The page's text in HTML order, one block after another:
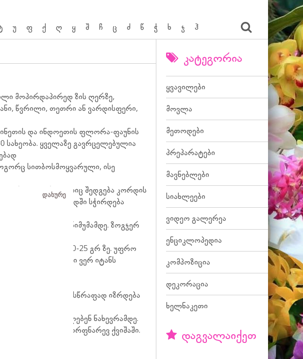
უ ფ ქ ღ ყ შ ჩ ც ძ წ ჭ ხ ჯ ჰ
დახურე
მოპირდაპირედ ზის ღერზე,
წვრილი, თეთრი ან ვარდისფერი,
და ინდოეთის ფლორა-ფაუნის
სახეობა. ყველაზე გავრცელებულია
სითბოსმოყვარული, ისე
მიწა, რომელიც შედგება კორდის
მას 2-3 წელიწადში სჭირდება
ამცირებენ მინიმუმამდე. ზოგჯერ
იგი იზრდება 10-25 გრ ზე. უფრო
ოთახიდან - იგი ვერ იტანს
სასუქი.
მცენარე კი სწრაფად იზრდება
ტოტებს კი უმოკლებენ ნახევრამდე.
ფესვიანდება ტორფნარევ ქვიშაში.
კატეგორია
ყვავილები
მოვლა
მეთოდები
პრეპარატები
მავნებლები
სიახლეები
ვიდეო გალერეა
ენციკლოპედია
კომპოზიცია
დეკორაცია
ხელნაკეთი
დაგვალაიქეთ